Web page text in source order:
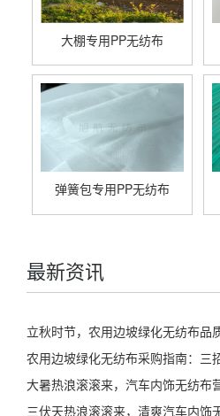
大棚专用PP无纺布
弹簧包专用PP无纺布
最新资讯
立秋时节，农用边坡绿化无纺布品
农用边坡绿化无纺布采购指南：三
大暑热浪滚滚来，汽车内饰无纺布
三伏天热浪滚滚来，清爽汽车内饰